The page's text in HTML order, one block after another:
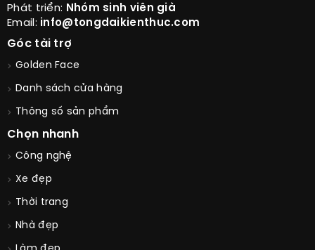
Phát triển: Nhóm sinh viên già
Email: info@tongdaikienthuc.com
Góc tài trợ
Golden Face
Danh sách cửa hàng
Thông số sản phẩm
Chọn nhanh
Công nghệ
Xe đẹp
Thời trang
Nhà đẹp